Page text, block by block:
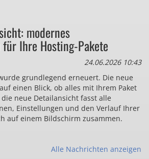
modernes
Ihre Hosting-Pakete
24.06.2026 10:43
grundlegend erneuert. Die neue
einen Blick, ob alles mit Ihrem Paket
neue Detailansicht fasst alle
Einstellungen und den Verlauf Ihrer
auf einem Bildschirm zusammen.
Alle Nachrichten anzeigen